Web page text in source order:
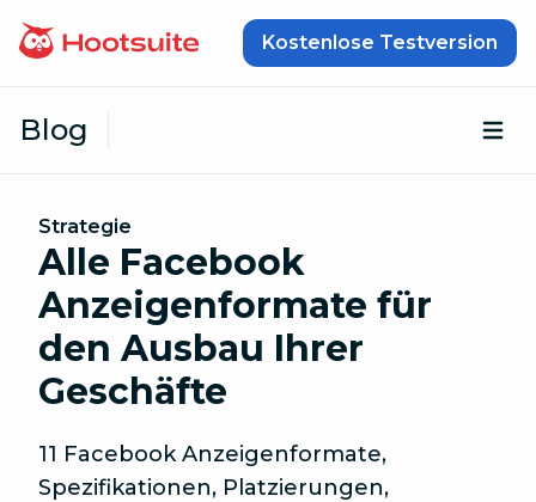
Kostenlose Testversion
Blog
Strategie
Alle Facebook
Anzeigenformate für
den Ausbau Ihrer
Geschäfte
11 Facebook Anzeigenformate,
Spezifikationen, Platzierungen,